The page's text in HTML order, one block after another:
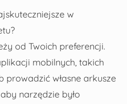
w
od Twoich preferencji.
mobilnych, takich
prowadzić własne arkusze
narzędzie było